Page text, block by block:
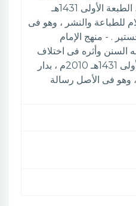
النظرية والتطبيق ، الطبعة الأولى 1431هـ
للطباعة والنشر ، وهو فى
. - منهج الإمام
السنن وأثره فى اختلاف
الفقهاء ، الطبعة الأولى 1431هـ 2010م ، بدار
، وهو فى الأصل رسالة